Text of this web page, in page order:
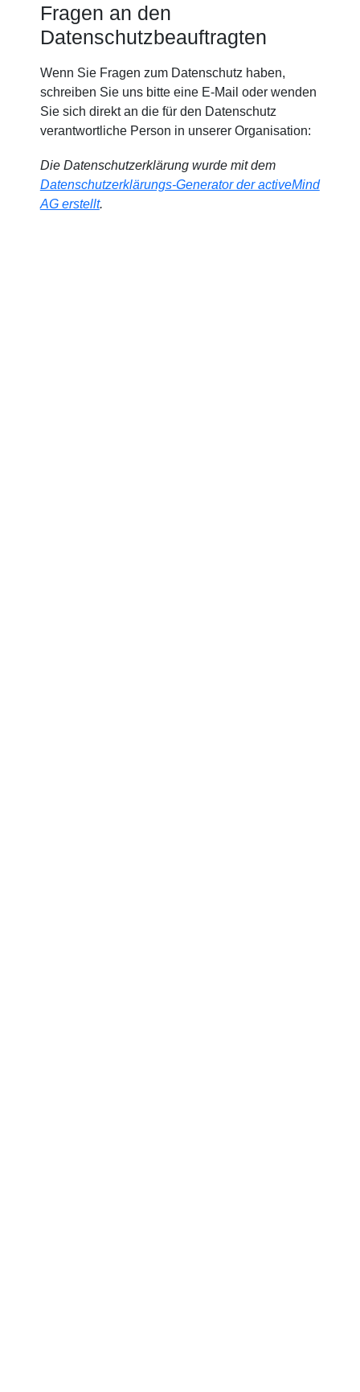
Fragen an den
Datenschutzbeauftragten
Wenn Sie Fragen zum Datenschutz haben,
schreiben Sie uns bitte eine E-Mail oder wenden
Sie sich direkt an die für den Datenschutz
verantwortliche Person in unserer Organisation:
Die Datenschutzerklärung wurde mit dem
Datenschutzerklärungs-Generator der activeMind
AG erstellt.